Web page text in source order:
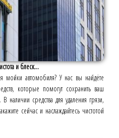
и блеск...
мойки автомобиля? У нас вы найдёте
которые помогут сохранить ваш
наличии средства для удаления грязи,
сейчас и наслаждайтесь чистотой